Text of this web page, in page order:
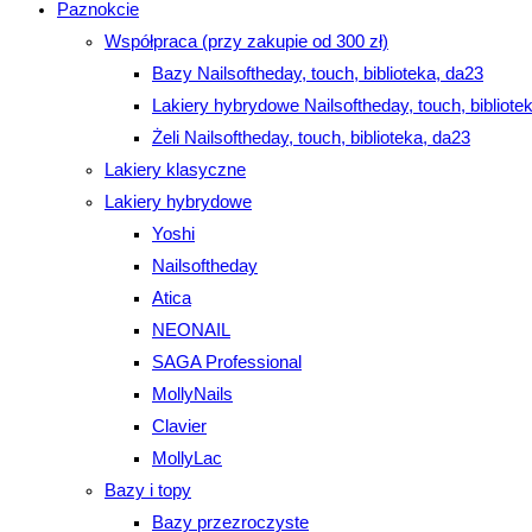
Paznokcie
Współpraca (przy zakupie od 300 zł)
Bazy Nailsoftheday, touch, biblioteka, da23
Lakiery hybrydowe Nailsoftheday, touch,
Żeli Nailsoftheday, touch, biblioteka, da23
Lakiery klasyczne
Lakiery hybrydowe
Yoshi
Nailsoftheday
Atica
NEONAIL
SAGA Professional
MollyNails
Clavier
MollyLac
Bazy i topy
Bazy przezroczyste